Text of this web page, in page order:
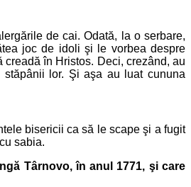
de cai. Odată, la o serbare,
joc de idoli şi le vorbea despre
în Hristos. Deci, crezând, au
lor. Şi aşa au luat cununa
bisericii ca să le scape şi a fugit
sabia.
Târnovo, în anul 1771, şi care